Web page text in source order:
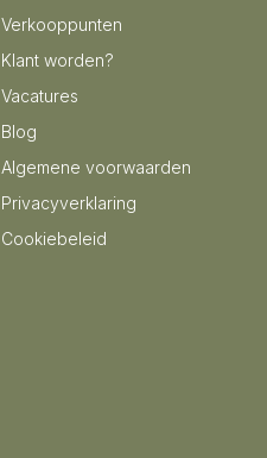
Verkooppunten
Klant worden?
Vacatures
Blog
Algemene voorwaarden
Privacyverklaring
Cookiebeleid